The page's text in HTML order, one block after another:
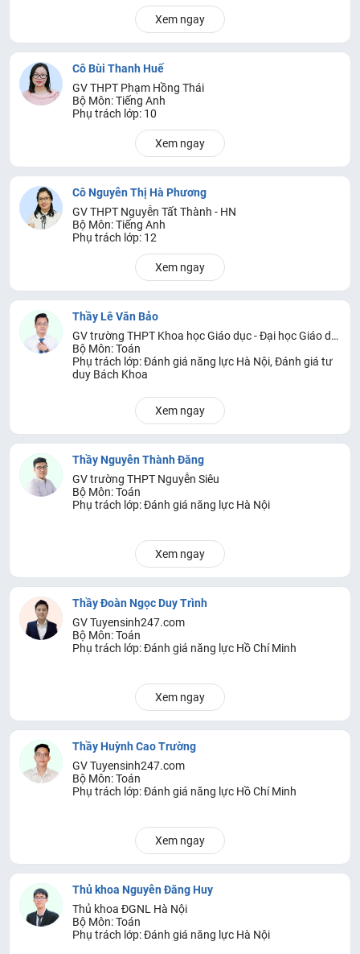
Xem ngay
Cô Bùi Thanh Huế
GV THPT Phạm Hồng Thái
Bộ Môn: Tiếng Anh
Phụ trách lớp: 10
Xem ngay
Cô Nguyễn Thị Hà Phương
GV THPT Nguyễn Tất Thành - HN
Bộ Môn: Tiếng Anh
Phụ trách lớp: 12
Xem ngay
Thầy Lê Văn Bảo
GV trường THPT Khoa học Giáo dục - Đại học Giáo dục, Đại học quốc gia Hà Nội
Bộ Môn: Toán
Phụ trách lớp: Đánh giá năng lực Hà Nội, Đánh giá tư
duy Bách Khoa
Xem ngay
Thầy Nguyễn Thành Đăng
GV trường THPT Nguyễn Siêu
Bộ Môn: Toán
Phụ trách lớp: Đánh giá năng lực Hà Nội
Xem ngay
Thầy Đoàn Ngọc Duy Trình
GV Tuyensinh247.com
Bộ Môn: Toán
Phụ trách lớp: Đánh giá năng lực Hồ Chí Minh
Xem ngay
Thầy Huỳnh Cao Trường
GV Tuyensinh247.com
Bộ Môn: Toán
Phụ trách lớp: Đánh giá năng lực Hồ Chí Minh
Xem ngay
Thủ khoa Nguyễn Đăng Huy
Thủ khoa ĐGNL Hà Nội
Bộ Môn: Toán
Phụ trách lớp: Đánh giá năng lực Hà Nội